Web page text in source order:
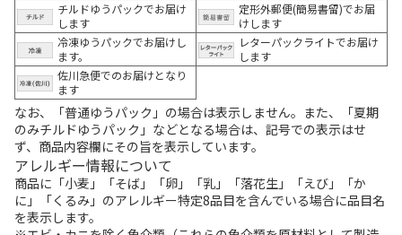
チルドゆうパックでお届け
します
定形外郵便(簡易書留)でお届
けします
冷凍ゆうパックでお届けし
ます。
レターパックライトでお届け
します
佐川急便でのお届けとなり
ます
なお、「普通ゆうパック」の場合は表示しません。また、「夏期
のみチルドゆうパック」などとなる場合は、記号での表示はせ
ず、商品内容欄にその旨を表示しています。
アレルギー情報について
商品に「小麦」「そば」「卵」「乳」「落花生」「えび」「か
に」「くるみ」のアレルギー特定8品目を含んでいる場合に品目名
を表示します。